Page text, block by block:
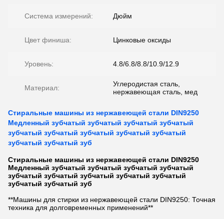
Система измерений: Дюйм
Цвет финиша: Цинковые оксиды
Уровень: 4.8/6.8/8.8/10.9/12.9
Материал:
Углеродистая сталь,
нержавеющая сталь, мед
Стиральные машины из нержавеющей стали DIN9250
Медленный зубчатый зубчатый зубчатый зубчатый
зубчатый зубчатый зубчатый зубчатый зубчатый
зубчатый зубчатый зуб
Стиральные машины из нержавеющей стали DIN9250
Медленный зубчатый зубчатый зубчатый зубчатый
зубчатый зубчатый зубчатый зубчатый зубчатый
зубчатый зубчатый зуб
**Машины для стирки из нержавеющей стали DIN9250: Точная
техника для долговременных применений**